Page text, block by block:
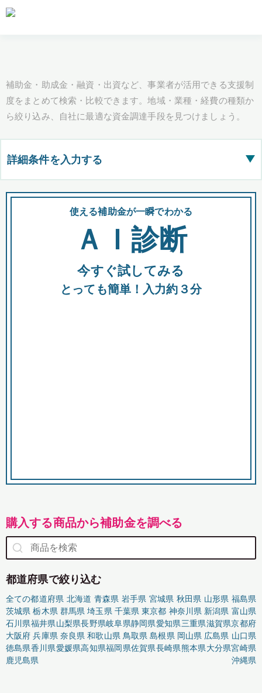
補助金・助成金・融資・出資など、事業者が活用できる支援制
度をまとめて検索・比較できます。地域・業種・経費の種類か
ら絞り込み、自社に最適な資金調達手段を見つけましょう。
詳細条件を入力する ▶
都道府県
全国の検索結果を含めて表示
助成金 融資 出資
使える補助金が一瞬でわかる
ＡＩ診断
今すぐ試してみる
とっても簡単！入力約３分
購入する商品から補助金を調べる
都道府県で絞り込む
全ての都道府県 北海道 青森県 岩手県 宮城県 秋田県 山形県 福島県
茨城県 栃木県 群馬県 埼玉県 千葉県 東京都 神奈川県 新潟県 富山県
石川県福井県山梨県長野県岐阜県静岡県愛知県三重県滋賀県京都府
大阪府 兵庫県 奈良県 和歌山県 鳥取県 島根県 岡山県 広島県 山口県
徳島県香川県愛媛県高知県福岡県佐賀県長崎県熊本県大分県宮崎県
鹿児島県
沖縄県